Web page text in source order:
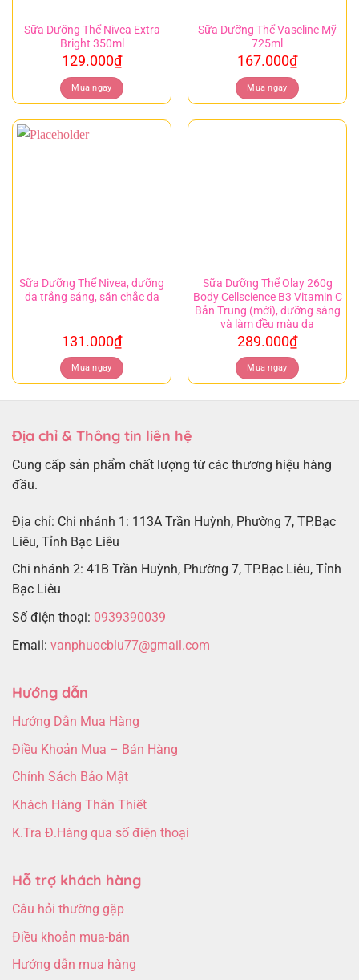
Sữa Dưỡng Thể Nivea Extra
Bright 350ml
129.000₫
Mua ngay
Sữa Dưỡng Thể Vaseline Mỹ
725ml
167.000₫
Mua ngay
Sữa Dưỡng Thể Nivea, dưỡng
da trắng sáng, săn chắc da
131.000₫
Mua ngay
Sữa Dưỡng Thể Olay 260g
Body Cellscience B3 Vitamin C
Bản Trung (mới), dưỡng sáng
và làm đều màu da
289.000₫
Mua ngay
Địa chỉ & Thông tin liên hệ
Cung cấp sản phẩm chất lượng từ các thương hiệu hàng
đầu.
Địa chỉ: Chi nhánh 1: 113A Trần Huỳnh, Phường 7, TP.Bạc
Liêu, Tỉnh Bạc Liêu
Chi nhánh 2: 41B Trần Huỳnh, Phường 7, TP.Bạc Liêu, Tỉnh
Bạc Liêu
Số điện thoại: 0939390039
Email: vanphuocblu77@gmail.com
Hướng dẫn
Hướng Dẫn Mua Hàng
Điều Khoản Mua – Bán Hàng
Chính Sách Bảo Mật
Khách Hàng Thân Thiết
K.Tra Đ.Hàng qua số điện thoại
Hỗ trợ khách hàng
Câu hỏi thường gặp
Điều khoản mua-bán
Hướng dẫn mua hàng